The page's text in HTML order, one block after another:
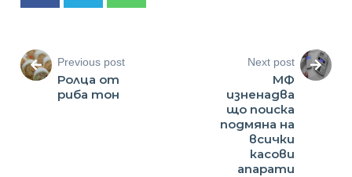
Previous post
Ролца от
риба тон
Next post
МФ
изненадва
що поиска
подмяна на
всички
касови
апарати